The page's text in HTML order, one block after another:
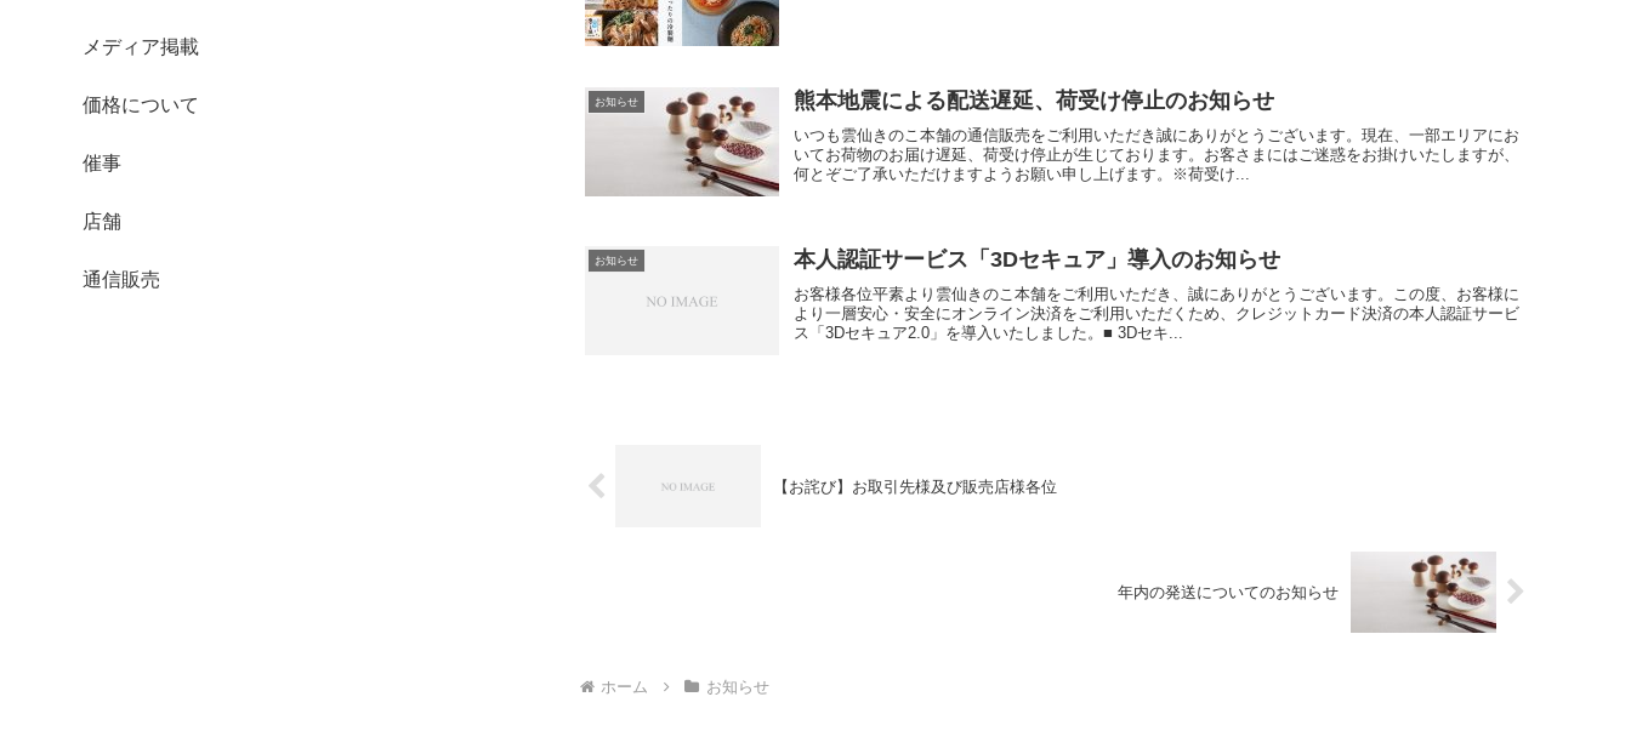
お知らせ 熊本地震による配送遅延、荷受け停止のお知らせ
いつも雲仙きのこ本舗の通信販売をご利用いただき誠にありがとうございます。現在、一部エリアにお
いてお荷物のお届け遅延、荷受け停止が生じております。お客さまにはご迷惑をお掛けいたしますが、
何とぞご了承いただけますようお願い申し上げます。※荷受け...
お知らせ 本人認証サービス「3Dセキュア」導入のお知らせ
お客様各位平素より雲仙きのこ本舗をご利用いただき、誠にありがとうございます。この度、お客様に
より一層安心・安全にオンライン決済をご利用いただくため、クレジットカード決済の本人認証サービ
ス「3Dセキュア2.0」を導入いたしました。■ 3Dセキ...
【お詫び】お取引先様及び販売店様各位
年内の発送についてのお知らせ
ホーム お知らせ
メディア掲載
価格について
催事
店舗
通信販売